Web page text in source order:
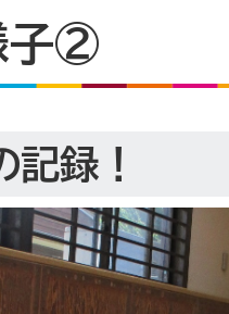
子②
記録！